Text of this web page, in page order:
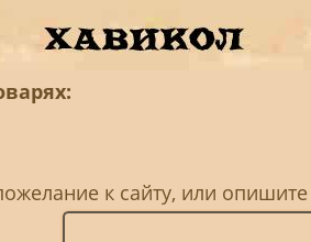
к сайту, или